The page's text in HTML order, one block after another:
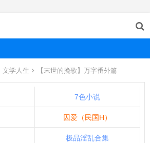
文学人生 【末世的挽歌】万字番外篇
7色小说
囚爱（民国H）
极品淫乱合集